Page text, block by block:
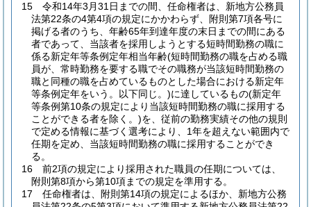
15
令和14年3月31日までの間、任命権者は、新地方公務員
法第22条の4第4項の規定にかかわらず、附則第7項各号に
掲げる者のうち、年齢65年到達年度の末日までの間にある
者であって、当該者を採用しようとする短時間勤務の職に
係る新定年等条例定年相当年齢(短時間勤務の職を占める職
員が、常時勤務を要する職でその職務が当該短時間勤務の
職と同種の職を占めているものとした場合における新定年
等条例定年をいう。以下同じ。)に達しているもの(新定年
等条例第10条の規定により当該短時間勤務の職に採用する
ことができる者を除く。)を、従前の勤務実績その他の規則
で定める情報に基づく選考により、1年を超えない範囲内で
任期を定め、当該短時間勤務の職に採用することができ
る。
16
前2項の規定により採用された職員の任期については、
附則第8項から第10項までの規定を準用する。
17
任命権者は、附則第14項の規定によるほか、新地方公務